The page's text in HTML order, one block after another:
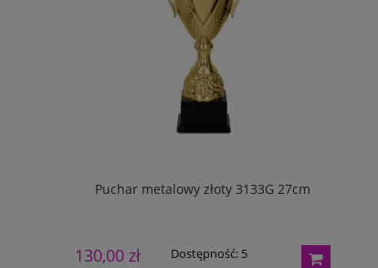
Puchar metalowy złoty 3133G 27cm
130,00 zł Dostępność: 5